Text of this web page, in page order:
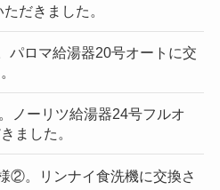
だきました。
パロマ給湯器20号オートに交
ノーリツ給湯器24号フルオ
ました。
②。リンナイ食洗機に交換さ